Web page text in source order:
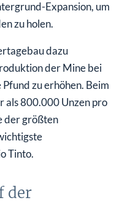
Expansion, um
zu holen.
dazu
der Mine bei
zu erhöhen. Beim
als 800.000 Unzen pro
der größten
Tinto.
der